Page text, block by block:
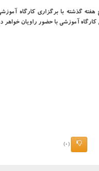
گذشته با برگزاری كارگاه
آموزشی با حضور راویان
(0)